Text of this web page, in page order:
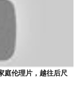
庭伦理片，越往后尺